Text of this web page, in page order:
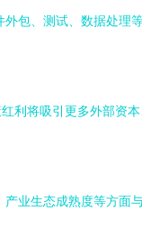
包、测试、数据处理
利将吸引更多外部
业生态成熟度等方